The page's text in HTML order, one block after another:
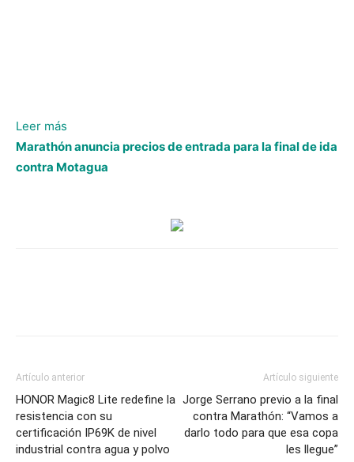
Leer más
Javier
López
objetivo
ganar;
si
no
Marathón anuncia precios de entrada para la final de ida
contra Motagua
Artículo anterior
HONOR Magic8 Lite redefine la
resistencia con su
certificación IP69K de nivel
industrial contra agua y polvo
Artículo siguiente
Jorge Serrano previo a la final
contra Marathón: “Vamos a
darlo todo para que esa copa
les llegue”